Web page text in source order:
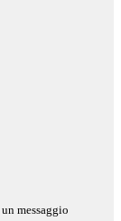
messaggio